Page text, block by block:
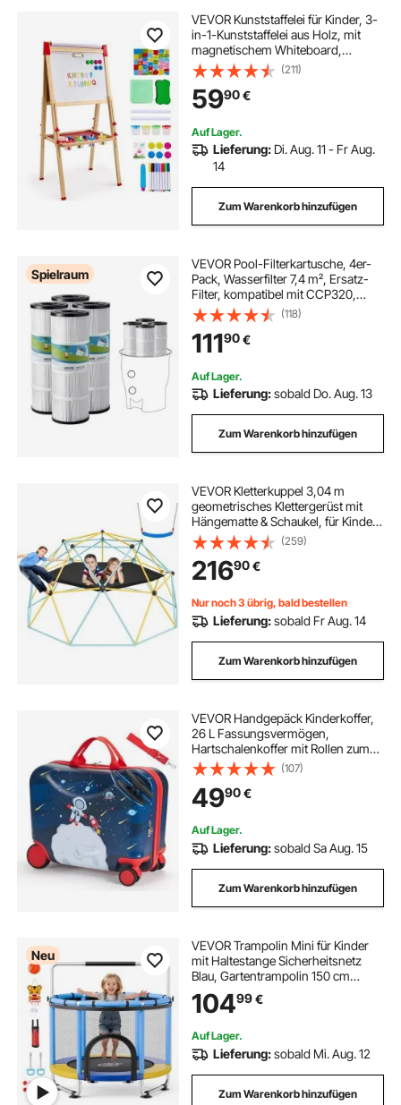
VEVOR Kunststaffelei für Kinder, 3-
in-1-Kunststaffelei aus Holz, mit
magnetischem Whiteboard,
Kreidetafel und Papierrolle,
verstellbares stehendes
Zeichenbrett mit Malzubehör für
Kinder ab 3 Jahren
(211)
5990€
Auf Lager.
Lieferung: Di. Aug. 11 - Fr Aug.
14
Zum Warenkorb hinzufügen
Spielraum
VEVOR Pool-Filterkartusche, 4er-
Pack, Wasserfilter 7,4 m², Ersatz-
Filter, kompatibel mit CCP320,
Pleatco PCC80-PAK4, Poolfilter
sicher für Kinder und Haustiere,
leicht zu reinigen
(118)
11190€
Auf Lager.
Lieferung:sobald Do. Aug. 13
Zum Warenkorb hinzufügen
VEVOR Kletterkuppel 3,04 m
geometrisches Klettergerüst mit
Hängematte & Schaukel, für Kinder
von 3 bis 10 Jahren, Klettergerüst
340 kg Tragfähigkeit, mit
Klettergriff, Spielgerät für den
Garten
(259)
21690€
Nur noch 3 übrig, bald bestellen
Lieferung:sobald Fr Aug. 14
Zum Warenkorb hinzufügen
VEVOR Handgepäck Kinderkoffer,
26 L Fassungsvermögen,
Hartschalenkoffer mit Rollen zum
Draufsitzen, verstellbarer
Schultergurt, Kinderreisetasche für
Kinder ab 3 Jahren, Blau und Weiß
(107)
4990€
Auf Lager.
Lieferung:sobald Sa Aug. 15
Zum Warenkorb hinzufügen
Neu
VEVOR Trampolin Mini für Kinder
mit Haltestange Sicherheitsnetz
Blau, Gartentrampolin 150 cm
Outdoor mit Basketballkorb,
Basketball und Sandsack für Kinder,
Geburtstagsgeschenk
10499€
Auf Lager.
Lieferung:sobald Mi. Aug. 12
Zum Warenkorb hinzufügen